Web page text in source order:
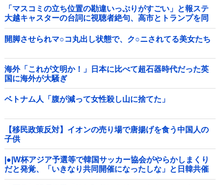
「マスコミの立ち位置の勘違いっぷりがすごい」と報ステ
大越キャスターの台詞に視聴者絶句、高市とトランプを同
列視させようという思惑がひしひしと他
開脚させられマ○コ丸出し状態で、ク○ニされてる美女たち
海外「これが文明か！」日本に比べて超石器時代だった英
国に海外が大騒ぎ
ベトナム人「腹が減って女性殺し山に捨てた」
【移民政策反対】イオンの売り場で唐揚げを食う中国人の
子供
|●|W杯アジア予選等で韓国サッカー協会がやらかしまくり
だと発覚、「いきなり共同開催になったしな」と日韓共催
の件に言及する声も……